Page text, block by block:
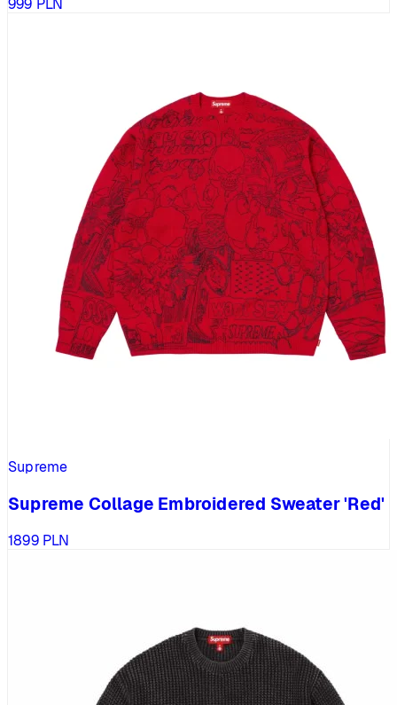
999 PLN
Supreme
Supreme Collage Embroidered Sweater 'Red'
1899 PLN